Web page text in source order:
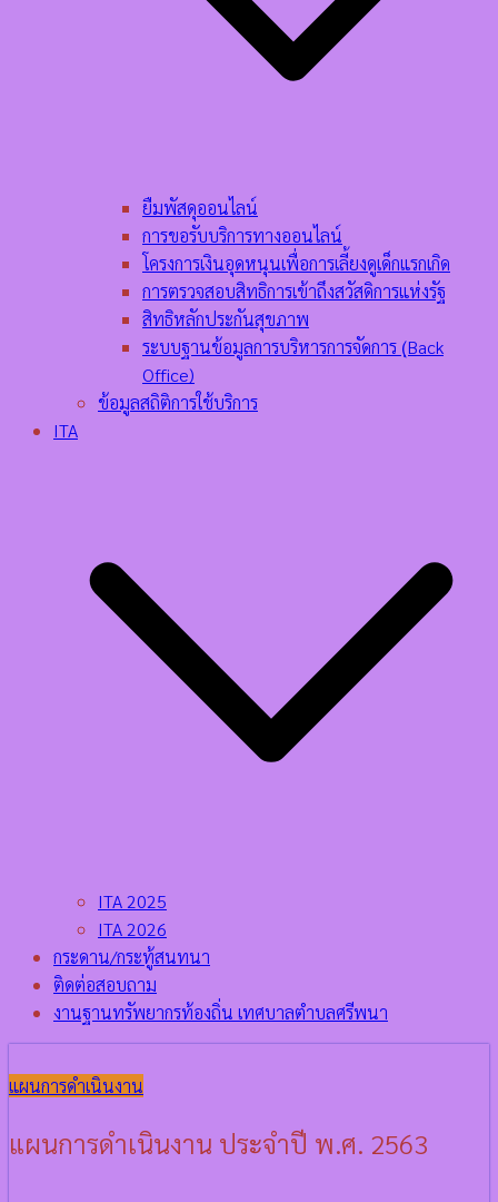
ยืมพัสดุออนไลน์
การขอรับบริการทางออนไลน์
โครงการเงินอุดหนุนเพื่อการเลี้ยงดูเด็กแรกเกิด
การตรวจสอบสิทธิการเข้าถึงสวัสดิการแห่งรัฐ
สิทธิหลักประกันสุขภาพ
ระบบฐานข้อมูลการบริหารการจัดการ (ฺBack
Office)
ข้อมูลสถิติการใช้บริการ
ITA
ITA 2025
ITA 2026
กระดาน/กระทู้สนทนา
ติดต่อสอบถาม
งานฐานทรัพยากรท้องถิ่น เทศบาลตำบลศรีพนา
แผนการดำเนินงาน
แผนการดำเนินงาน ประจำปี พ.ศ. 2563